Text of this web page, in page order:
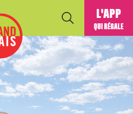
L'APP
QUI RÉGALE